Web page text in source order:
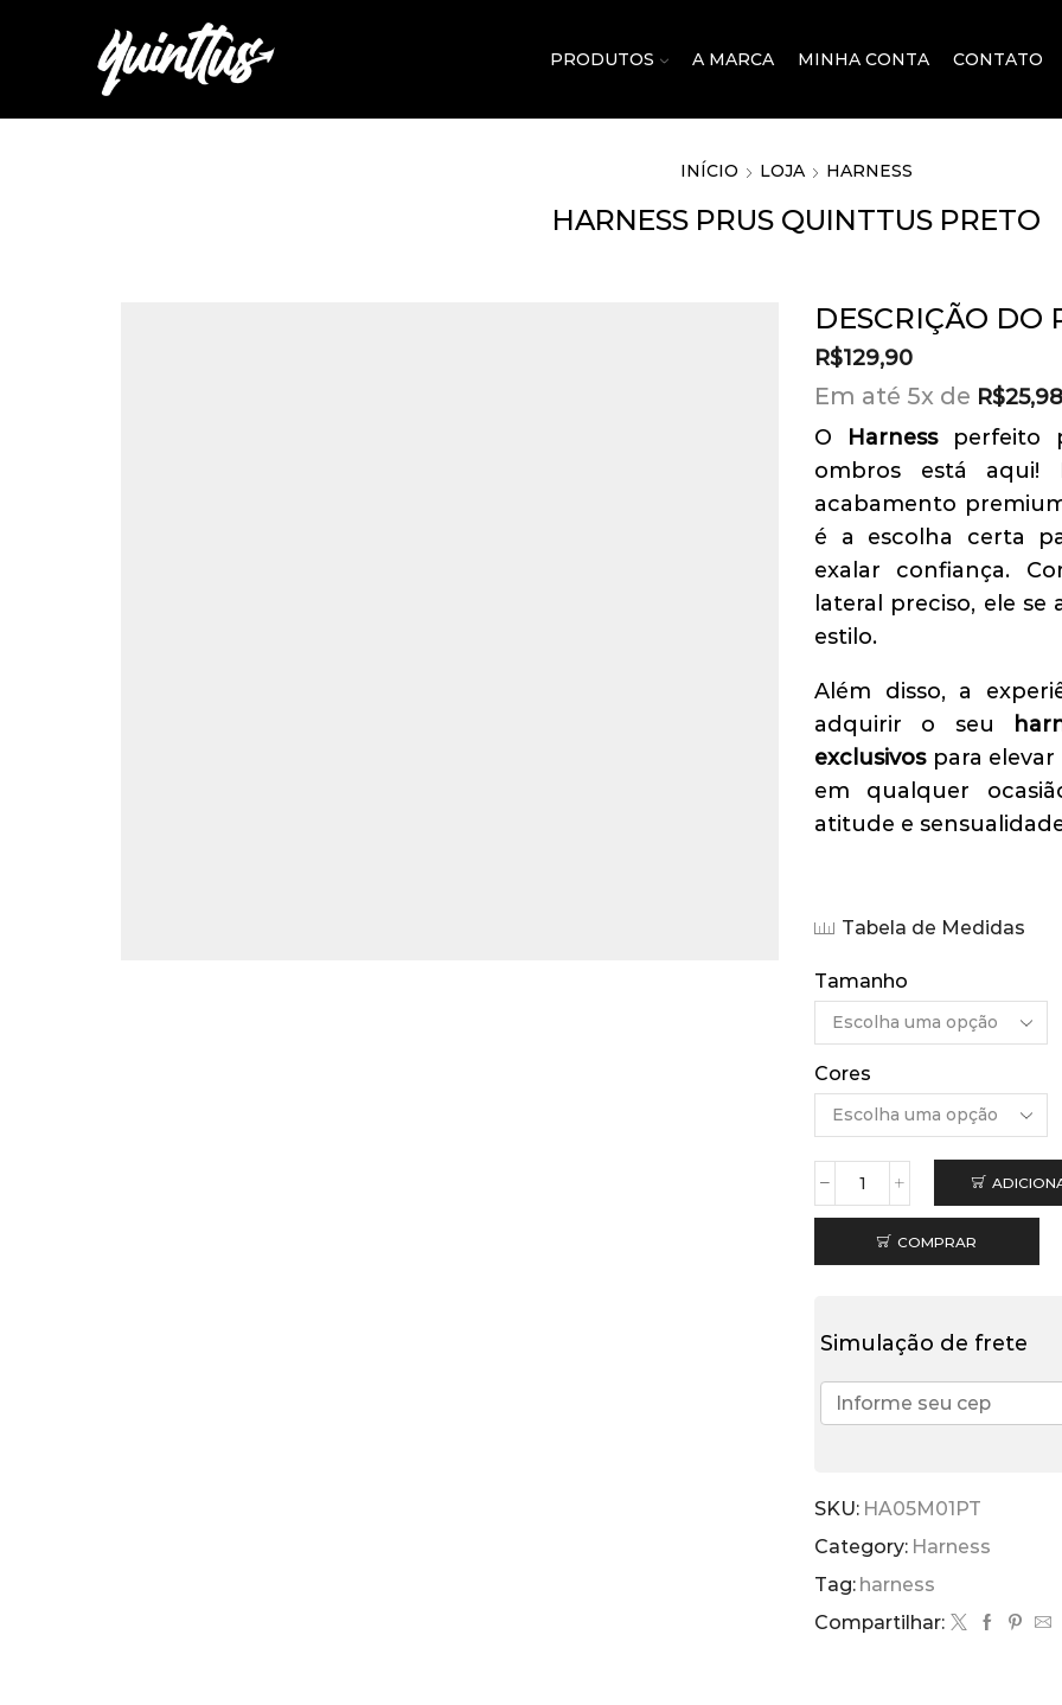
PRODUTOS A MARCA MINHA CONTA CONTATO
INÍCIO LOJA HARNESS
HARNESS PRUS QUINTTUS PRETO
DESCRIÇÃO DO
R$129,90
Em até 5x de R$25,98
O Harnessperfeito
ombros está aqui!
acabamento
é a escolha certa
exalar confiança.
lateral preciso, ele
estilo.
Além disso, a
adquirir o seu
exclusivospara elevar
em qualquer
atitude e
Tabela de Medidas
Tamanho
Cores
Harness
Prus
Quinttus
Preto
COMPRAR
Simulação de frete
SKU: HA05M01PT
Category: Harness
Tag: harness
Compartilhar: